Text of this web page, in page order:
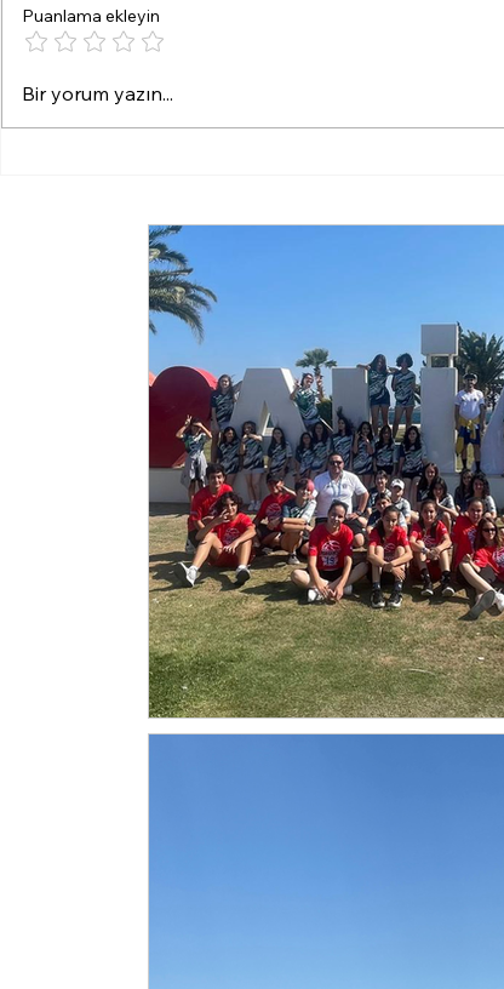
Konak’ta yazın coşkusu
Puanlama ekleyin
Bir yorum yazın...